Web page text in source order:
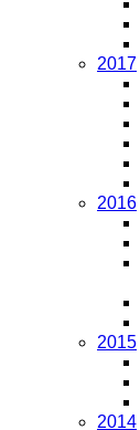
2017
2016
2015
2014